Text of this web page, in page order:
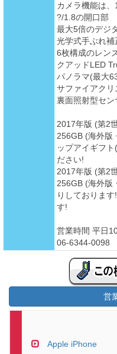
カメラ機能は
?/1.8の開口部
最大5倍のデジ
光学式手ぶれ補
6枚構成のレン
クアッドLED
パノラマ(最大
サファイアク
裏面照射型セン
2017年版 (第2
256GB (海外版
ップアイギフ
ださい!
2017年版 (第2
256GB (海外版
りしておりま
す!
営業時間 平日
06-6344-0098
営
Apple iPhone